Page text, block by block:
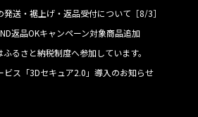
発送・裾上げ・返品受付について［8/3］
返品OKキャンペーン対象商品追加
ふるさと納税制度へ参加しています。
ビス「3Dセキュア2.0」導入のお知らせ